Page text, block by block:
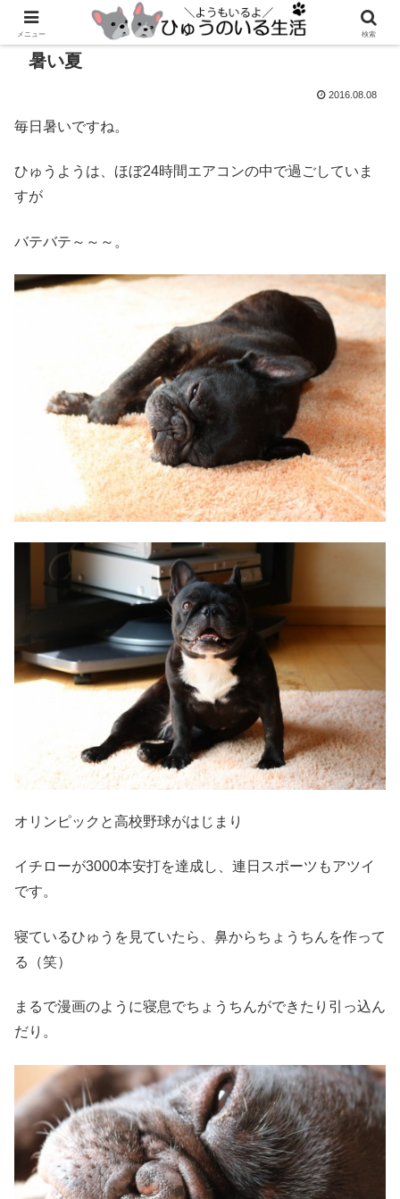
暑い夏
2016.08.08
毎日暑いですね。
ひゅうようは、ほぼ24時間エアコンの中で過ごしていま
すが
バテバテ～～～。
オリンピックと高校野球がはじまり
イチローが3000本安打を達成し、連日スポーツもアツイ
です。
寝ているひゅうを見ていたら、鼻からちょうちんを作って
る（笑）
まるで漫画のように寝息でちょうちんができたり引っ込ん
だり。
メニュー 検索